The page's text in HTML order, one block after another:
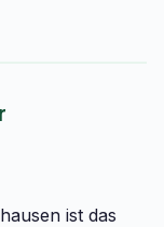
ist das